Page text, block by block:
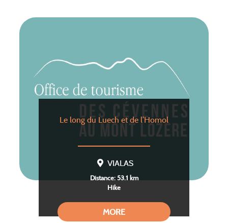
Le long du Luech et de l’Homol
VIALAS
Distance: 53.1 km
Hike
MORE